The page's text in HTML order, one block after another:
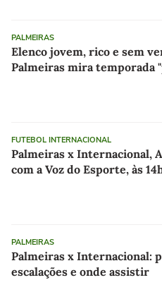
PALMEIRAS
Elenco jovem, rico e sem
Palmeiras mira temporada
FUTEBOL INTERNACIONAL
Palmeiras x Internacional,
com a Voz do Esporte, às
PALMEIRAS
Palmeiras x Internacional:
escalações e onde assistir